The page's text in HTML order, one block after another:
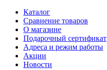
Каталог
Сравнение товаров
О магазине
Подарочный сертификат
Адреса и режим работы
Акции
Новости